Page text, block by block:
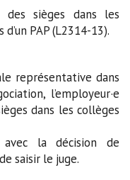
sièges dans les
PAP (L2314-13).
représentative dans
l’employeur·e
dans les collèges
la décision de
saisir le juge.